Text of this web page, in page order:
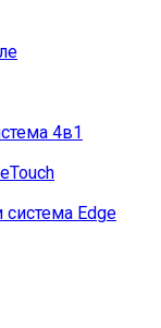
4в1
Edge